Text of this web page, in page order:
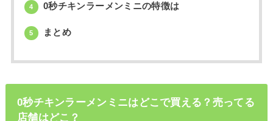
4 0秒チキンラーメンミニの特徴は
5 まとめ
0秒チキンラーメンミニはどこで買える？売ってる
店舗はどこ？